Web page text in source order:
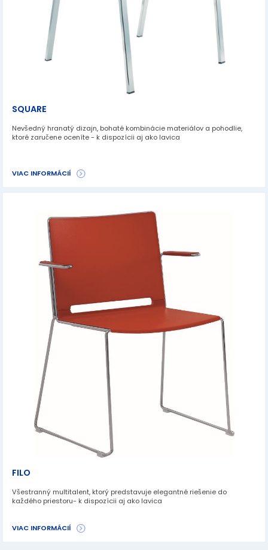
SQUARE
Nevšedný hranatý dizajn, bohaté kombinácie materiálov a pohodlie,
ktoré zaručene oceníte - k dispozícii aj ako lavica
VIAC INFORMÁCIÍ
FILO
Všestranný multitalent, ktorý predstavuje elegantné riešenie do
každého priestoru- k dispozícii aj ako lavica
VIAC INFORMÁCIÍ